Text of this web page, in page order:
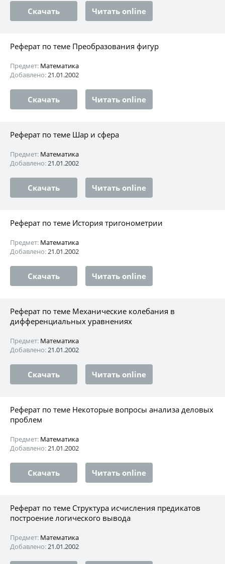
Скачать Читать online
Реферат по теме Преобразования фигур
Предмет: Математика
Добавлено:21.01.2002
Скачать Читать online
Реферат по теме Шар и сфера
Предмет: Математика
Добавлено:21.01.2002
Скачать Читать online
Реферат по теме История тригонометрии
Предмет: Математика
Добавлено:21.01.2002
Скачать Читать online
Реферат по теме Механические колебания в
дифференциальных уравнениях
Предмет: Математика
Добавлено:21.01.2002
Скачать Читать online
Реферат по теме Некоторые вопросы анализа деловых
проблем
Предмет: Математика
Добавлено:21.01.2002
Скачать Читать online
Реферат по теме Структура исчисления предикатов
построение логического вывода
Предмет: Математика
Добавлено:21.01.2002